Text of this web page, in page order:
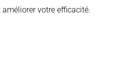
votre efficacité.